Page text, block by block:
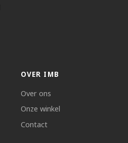
OVER IMB
Over ons
Onze winkel
Contact